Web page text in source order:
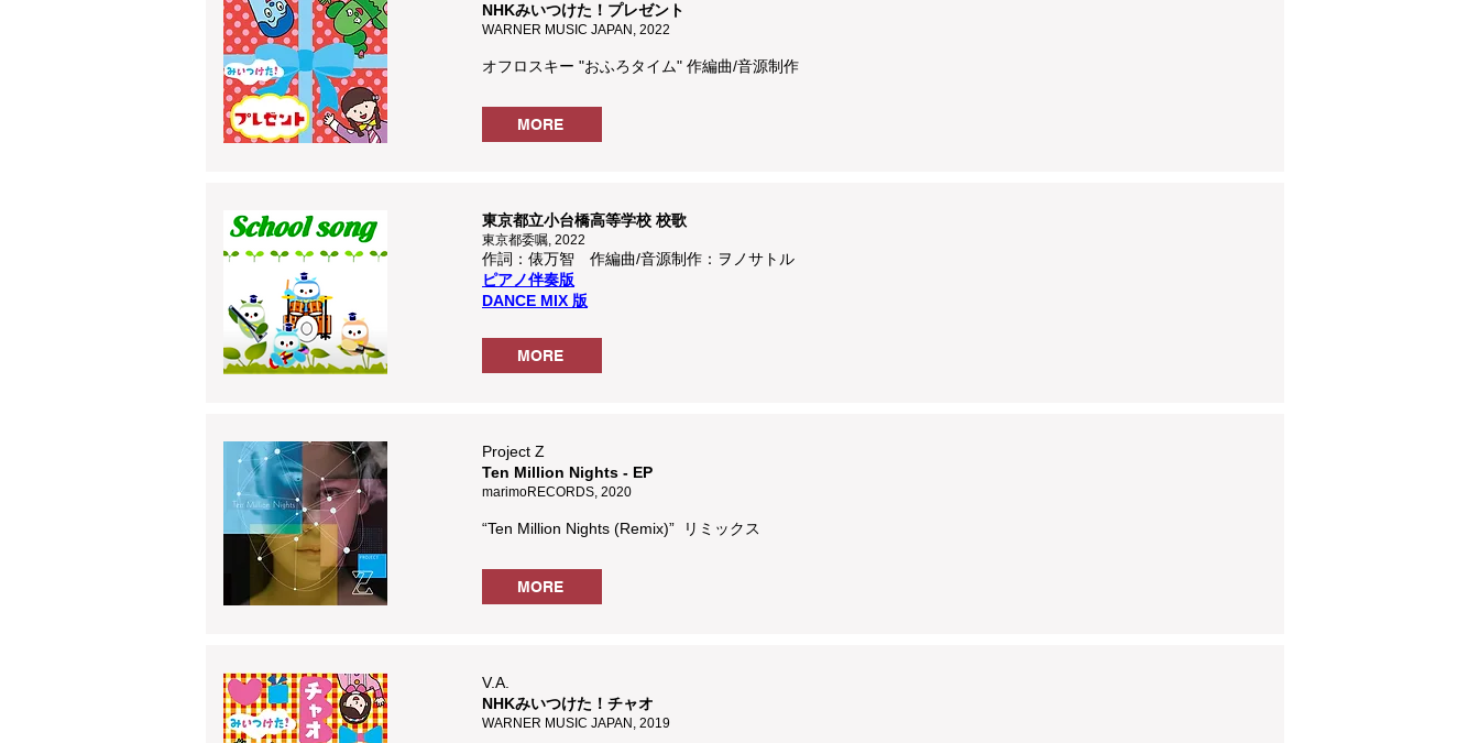
NHKみいつけた！プレゼント
WARNER MUSIC JAPAN, 2022
オフロスキー "おふろタイム" 作編曲/音源制作
MORE
東京都立小台橋高等学校 校歌
東京都委嘱, 2022
作詞：俵万智 作編曲/音源制作 ：ヲノサトル
​ピアノ伴奏版
DANCE MIX 版
MORE
Project Z
Ten Million Nights - EP
marimoRECORDS, 2020
“Ten Million Nights (Remix)” リミックス
MORE
V.A.
NHKみいつけた！チャオ
WARNER MUSIC JAPAN, 2019